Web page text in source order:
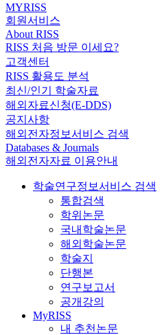
MYRISS
회원서비스
About RISS
RISS 처음 방문 이세요?
고객센터
RISS 활용도 분석
최신/인기 학술자료
해외자료신청(E-DDS)
공지사항
해외전자정보서비스 검색
Databases & Journals
해외전자자료 이용안내
학술연구정보서비스 검색
통합검색
학위논문
국내학술논문
해외학술논문
학술지
단행본
연구보고서
공개강의
MyRISS
내 추천논문